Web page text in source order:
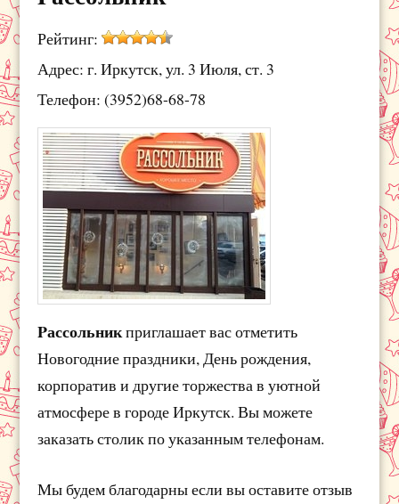
Рейтинг:
Адрес: г. Иркутск, ул. 3 Июля, ст. 3
Телефон: (3952)68-68-78
Pассольникприглашает вас отметить
Новогодние праздники, День рождения,
корпоратив и другие торжества в уютной
атмосфере в городе Иркутск. Вы можете
заказать столик по указанным телефонам.
Мы будем благодарны если вы оставите отзыв